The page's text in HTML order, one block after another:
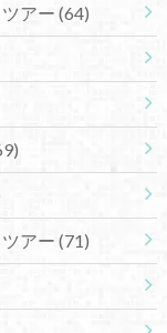
アー (64)
アー (71)